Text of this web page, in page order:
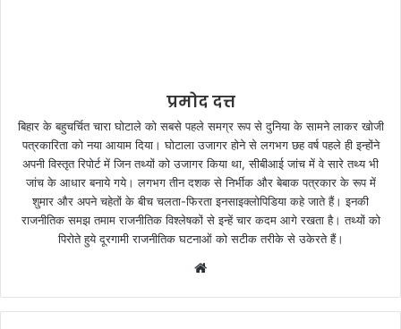
प्रमोद दत्त
बिहार के बहुचर्चित चारा घोटाले को सबसे पहले समग्र रूप से दुनिया के सामने लाकर खोजी
पत्रकारिता को नया आयाम दिया। घोटाला उजागर होने से लगभग छह वर्ष पहले ही इन्होंने
अपनी विस्तृत रिपोर्ट में जिन तथ्यों को उजागर किया था, सीबीआई जांच में वे सारे तथ्य भी
जांच के आधार बनाये गये। लगभग तीन दशक से निर्भीक और बेबाक पत्रकार के रूप में
शुमार और अपने चहेतों के बीच चलता-फिरता इनसाइक्लोपिडिया कहे जाते हैं। इनकी
राजनीतिक समझ तमाम राजनीतिक विश्लेषकों से इन्हें चार कदम आगे रखता है। तथ्यों को
पिरोते हुये दूरगामी राजनीतिक घटनाओं को सटीक तरीके से उकेरते हैं।
b